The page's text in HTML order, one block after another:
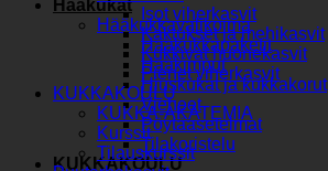
Hääkukat
Hääkukkavalikoima
Hääkukkapaketit
Hääkimput
Hiuskukat ja kukkakorut
Vieheet
Pöytäasetelmat
Tilakoristelu
KUKKAKOULU
Isot viherkasvit
Kaktukset ja mehikasvit
Kukkivat huonekasvit
Pienet viherkasvit
KUKKAKOULU
KUKKA-AKATEMIA
Kurssit
Tilauskurssit